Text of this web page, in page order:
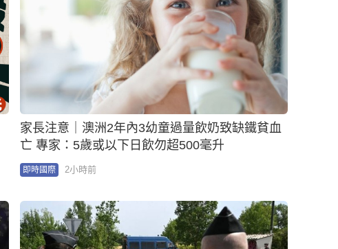
家長注意｜澳洲2年內3幼童過量飲奶致缺鐵貧血
亡 專家：5歲或以下日飲勿超500毫升
即時國際 2小時前